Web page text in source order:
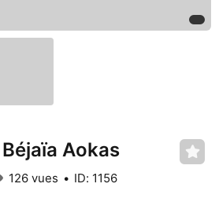
Aokas
126 vues ID: 1156